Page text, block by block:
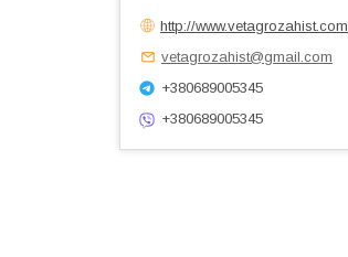
http://www.vetagrozahist.com
vetagrozahist@gmail.com
+380689005345
+380689005345